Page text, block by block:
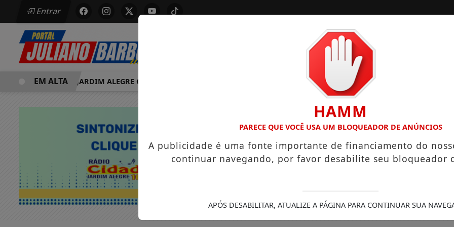
Entrar
INÍCIO
MORRE EM JARDIM ALEGRE OSVALDO PEDRO DOS SANTOS, O “NEGUINHO DA COXINHA”, QUE VIRALIZOU COM FRASE
EM ALTA
HAMM
PARECE QUE VOCÊ USA UM BLOQUEADOR DE ANÚNCIOS
A publicidade é uma fonte importante de financiamento do
continuar navegando, por favor desabilite seu bloqueador
APÓS DESABILITAR, ATUALIZE A PÁGINA PARA CONTINUAR SUA